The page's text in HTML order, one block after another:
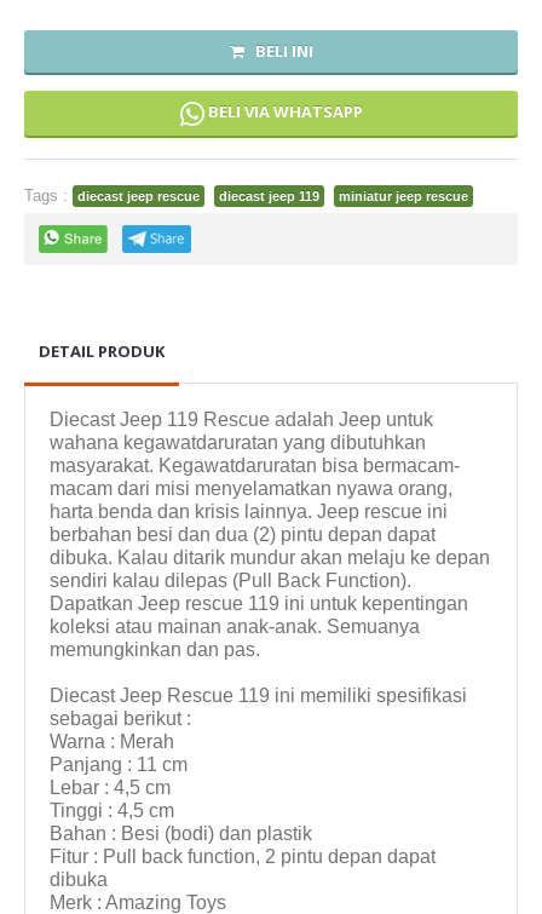
BELI INI
BELI VIA WHATSAPP
Tags : diecast jeep rescue diecast jeep 119 miniatur jeep rescue
DETAIL PRODUK
Diecast Jeep 119 Rescue adalah Jeep untuk
wahana kegawatdaruratan yang dibutuhkan
masyarakat. Kegawatdaruratan bisa bermacam-
macam dari misi menyelamatkan nyawa orang,
harta benda dan krisis lainnya. Jeep rescue ini
berbahan besi dan dua (2) pintu depan dapat
dibuka. Kalau ditarik mundur akan melaju ke depan
sendiri kalau dilepas (Pull Back Function).
Dapatkan Jeep rescue 119 ini untuk kepentingan
koleksi atau mainan anak-anak. Semuanya
memungkinkan dan pas.
Diecast Jeep Rescue 119 ini memiliki spesifikasi
sebagai berikut :
Warna : Merah
Panjang : 11 cm
Lebar : 4,5 cm
Tinggi : 4,5 cm
Bahan : Besi (bodi) dan plastik
Fitur : Pull back function, 2 pintu depan dapat
dibuka
Merk : Amazing Toys